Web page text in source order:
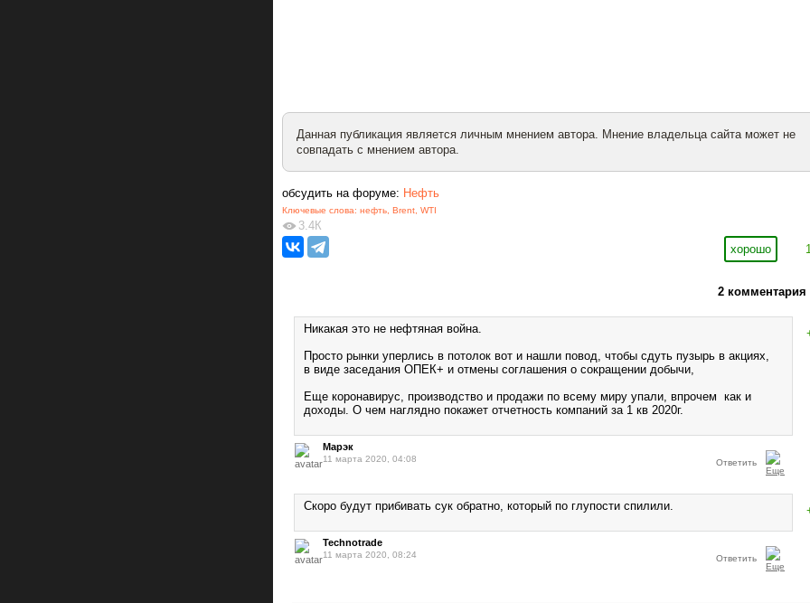
Данная публикация является личным мнением автора. Мнение владельца сайта может не
совпадать с мнением автора.
обсудить на форуме: Нефть
Ключевые слова: нефть, Brent, WTI
3.4К
хорошо
2 комментария
Никакая это не нефтяная война.
Просто рынки уперлись в потолок вот и нашли повод, чтобы сдуть пузырь в акциях,
в виде заседания ОПЕК+ и отмены соглашения о сокращении добычи,
Еще коронавирус, производство и продажи по всему миру упали, впрочем как и
доходы. О чем наглядно покажет отчетность компаний за 1 кв 2020г.
Марэк
11 марта 2020, 04:08 Ответить
Скоро будут прибивать сук обратно, который по глупости спилили.
Technotrade
11 марта 2020, 08:24 Ответить